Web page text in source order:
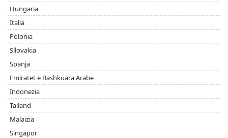
Hungaria
Italia
Polonia
Sllovakia
Spanja
Emiratet e Bashkuara Arabe
Indonezia
Tailand
Malaizia
Singapor